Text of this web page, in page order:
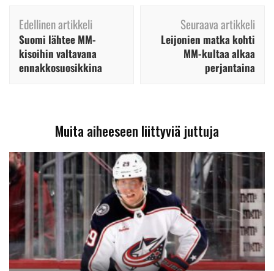
Artikkelien
selaus
Edellinen artikkeli
Suomi lähtee MM-
kisoihin valtavana
ennakkosuosikkina
Seuraava artikkeli
Leijonien matka kohti
MM-kultaa alkaa
perjantaina
Muita aiheeseen liittyviä juttuja